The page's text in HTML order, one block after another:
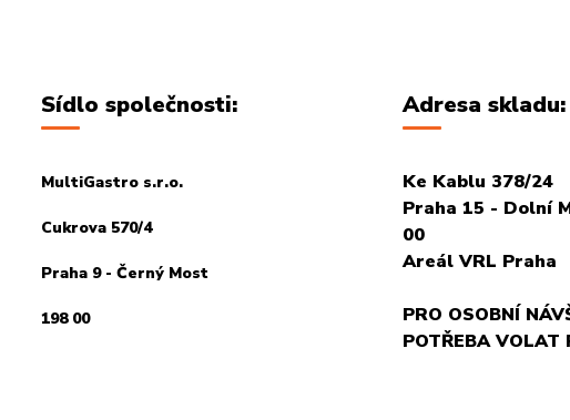
Sídlo společnosti:
MultiGastro s.r.o.
Cukrova 570/4
Praha 9 - Černý Most
198 00
Adresa skladu:
Ke Kablu 378/24
Praha 15 - Dolní
00
Areál VRL Praha
PRO OSOBNÍ
POTŘEBA VOLAT